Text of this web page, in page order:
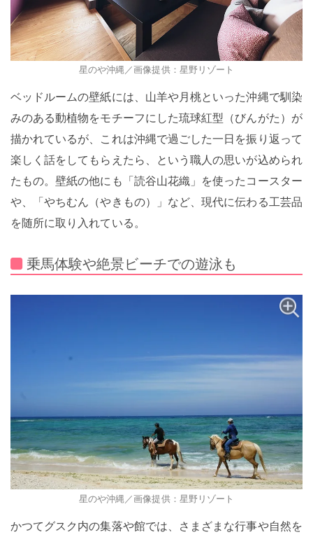
星のや沖縄／画像提供：星野リゾート
ベッドルームの壁紙には、山羊や月桃といった沖縄で馴染
みのある動植物をモチーフにした琉球紅型（びんがた）が
描かれているが、これは沖縄で過ごした一日を振り返って
楽しく話をしてもらえたら、という職人の思いが込められ
たもの。壁紙の他にも「読谷山花織」を使ったコースター
や、「やちむん（やきもの）」など、現代に伝わる工芸品
を随所に取り入れている。
乗馬体験や絶景ビーチでの遊泳も
星のや沖縄／画像提供：星野リゾート
かつてグスク内の集落や館では、さまざまな行事や自然を